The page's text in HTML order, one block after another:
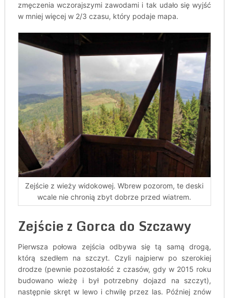
zmęczenia wczorajszymi zawodami i tak udało się wyjść
w mniej więcej w 2/3 czasu, który podaje mapa.
Zejście z wieży widokowej. Wbrew pozorom, te deski
wcale nie chronią zbyt dobrze przed wiatrem.
Zejście z Gorca do Szczawy
Pierwsza połowa zejścia odbywa się tą samą drogą,
którą szedłem na szczyt. Czyli najpierw po szerokiej
drodze (pewnie pozostałość z czasów, gdy w 2015 roku
budowano wieżę i był potrzebny dojazd na szczyt),
następnie skręt w lewo i chwilę przez las. Później znów